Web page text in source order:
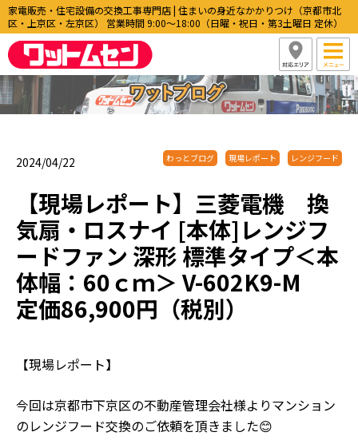
家電販売・住宅設備の交換工事専門店 | 住まいの身近なかかりつけ（京都市北
区・上京区・左京区） 営業時間 9:00〜18:00（日曜・祝日・第3土曜日 定休）
2024/04/22 わっとブログ 現場レポート レンジフード
【現場レポート】三菱電機 換
気扇・ロスナイ [本体]レンジフ
ードファン 深形 標準タイプ＜本
体幅：60ｃｍ＞ V-602K9-M
定価86,900円（税別）
【現場レポート】
今回は京都市下京区の不動産管理会社様よりマンション
のレンジフード交換のご依頼を頂きました😊